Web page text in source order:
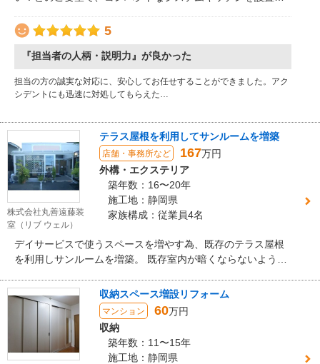
5
『担当者の人柄・説明力』が良かった
担当の方の誠実な対応に、安心してお任せすることができました。アク
シデントにも迅速に対処してもらえた…
株式会社丸善遠藤装
室（リブ ウェル）
テラス屋根を利用してサンルームを増築
店舗・事務所など 167万円
外構・エクステリア
築年数：16〜20年
施工地：静岡県
家族構成：従業員4名
デイサービスで使うスペースを増やす為、既存のテラス屋根
を利用しサンルームを増築。 既存室内が暗くならないよう南
収納スペース増設リフォーム
マンション 60万円
収納
築年数：11〜15年
施工地：静岡県